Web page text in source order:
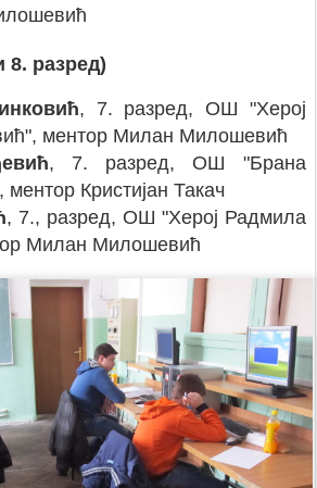
8. разред)
, 7. разред, ОШ "Херој
ментор Милан Милошевић
, 7. разред, ОШ "Брана
Кристијан Такач
, 7., разред, ОШ "Херој Радмила
Милан Милошевић